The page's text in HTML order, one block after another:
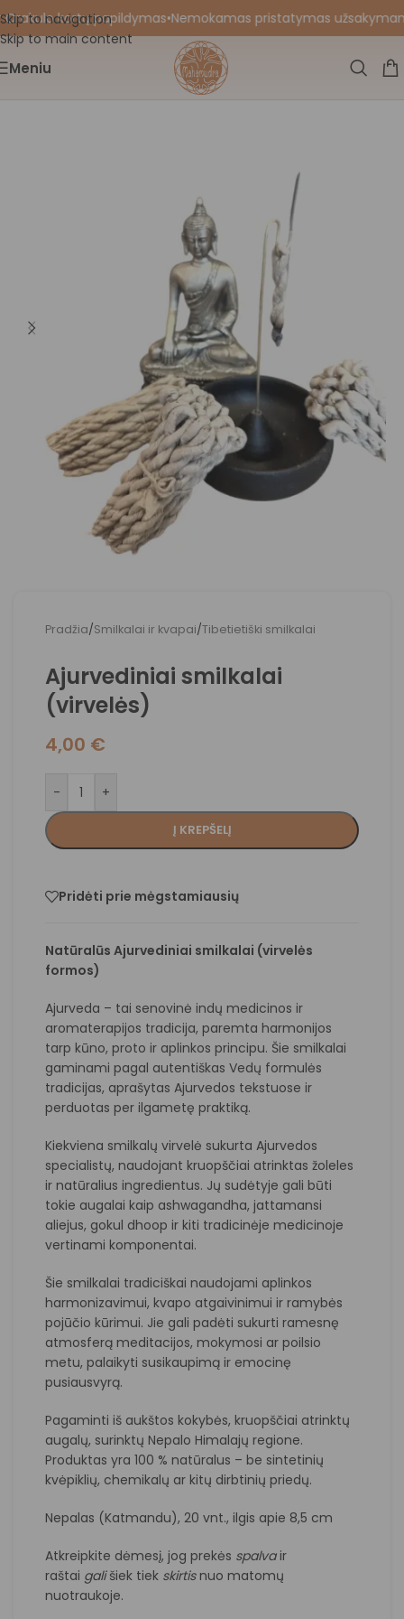
Skip to navigation
Skip to main content
kortų papildymas•Nemokamas pristatymas
Meniu
Pradžia/Smilkalai ir kvapai/Tibetietiški smilkalai
Ajurvediniai smilkalai
(virvelės)
4,00 €
- +
Į KREPŠELĮ
Pridėti prie mėgstamiausių
Natūralūs Ajurvediniai smilkalai (virvelės
formos)
Ajurveda – tai senovinė indų medicinos ir
aromaterapijos tradicija, paremta harmonijos
tarp kūno, proto ir aplinkos principu. Šie smilkalai
gaminami pagal autentiškas Vedų formulės
tradicijas, aprašytas Ajurvedos tekstuose ir
perduotas per ilgametę praktiką.
Kiekviena smilkalų virvelė sukurta Ajurvedos
specialistų, naudojant kruopščiai atrinktas žoleles
ir natūralius ingredientus. Jų sudėtyje gali būti
tokie augalai kaip ashwagandha, jattamansi
aliejus, gokul dhoop ir kiti tradicinėje medicinoje
vertinami komponentai.
Šie smilkalai tradiciškai naudojami aplinkos
harmonizavimui, kvapo atgaivinimui ir ramybės
pojūčio kūrimui. Jie gali padėti sukurti ramesnę
atmosferą meditacijos, mokymosi ar poilsio
metu, palaikyti susikaupimą ir emocinę
pusiausvyrą.
Pagaminti iš aukštos kokybės, kruopščiai atrinktų
augalų, surinktų Nepalo Himalajų regione.
Produktas yra 100 % natūralus – be sintetinių
kvėpiklių, chemikalų ar kitų dirbtinių priedų.
Nepalas (Katmandu), 20 vnt., ilgis apie 8,5 cm
Atkreipkite dėmesį, jog prekės spalvair
raštai gališiek tiek skirtisnuo matomų
nuotraukoje.